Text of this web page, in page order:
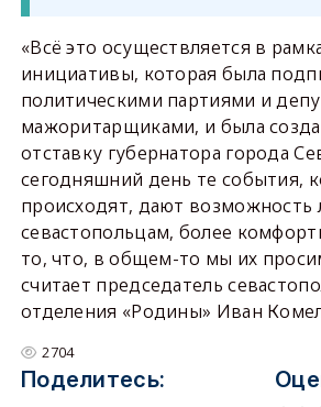
«Всё это осуществляется в
инициативы, которая была
политическими партиями и
мажоритарщиками, и была
отставку губернатора города
сегодняшний день те события,
происходят, дают возможность
севастопольцам, более
то, что, в общем-то мы их
считает председатель
отделения «Родины» Иван
2704
Поделитесь: